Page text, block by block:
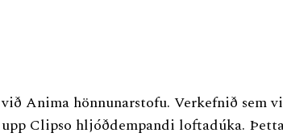
Anima hönnunarstofu. Verkefnið sem
Clipso hljóðdempandi loftadúka.